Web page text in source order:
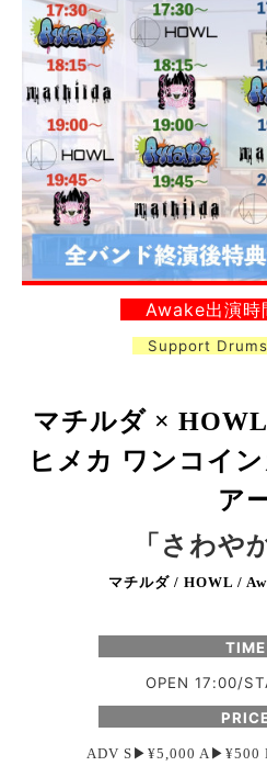
Awake出演
Support
マチルダ ×
ヒメカ ワンコイ
ア
「さわや
マチルダ/ HOWL /
TIME
OPEN 17:00/
ADV S▶︎¥5,000 A▶︎¥500